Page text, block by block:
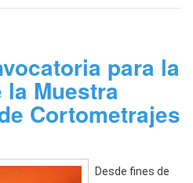
para la
la Muestra
Cortometrajes
Desde fines de